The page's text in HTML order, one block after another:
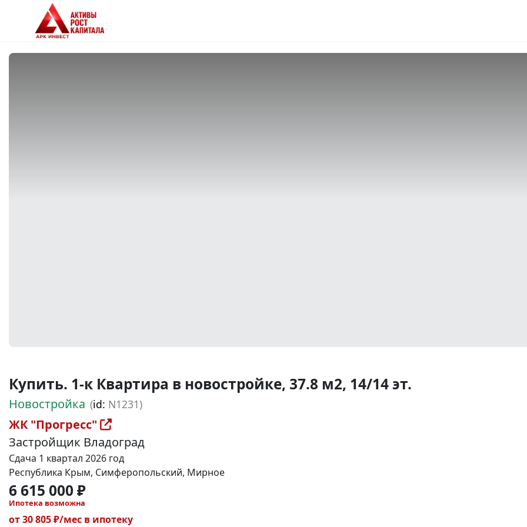
Купить. 1-к Квартира в новостройке, 37.8 м2, 14/14 эт.
Новостройка (id: N1231)
ЖК "Прогресс"
Застройщик Владоград
Сдача 1 квартал 2026 год
Республика Крым, Симферопольский, Мирное
6 615 000 ₽
Ипотека возможна
от 30 805 ₽/мес в ипотеку